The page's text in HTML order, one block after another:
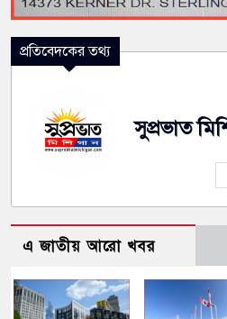
প্রতিবেদকের তথ্য
সুপ্রভাত
এ জাতীয় আরো খবর